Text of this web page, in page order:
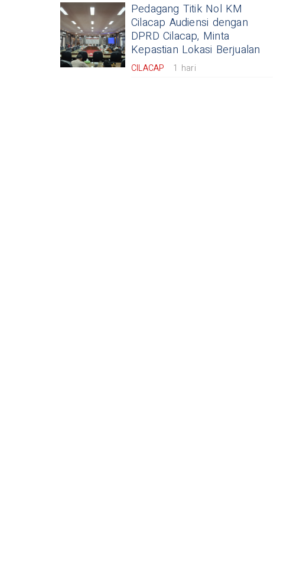
Pedagang Titik Nol KM
Cilacap Audiensi dengan
DPRD Cilacap, Minta
Kepastian Lokasi Berjualan
CILACAP 1 hari